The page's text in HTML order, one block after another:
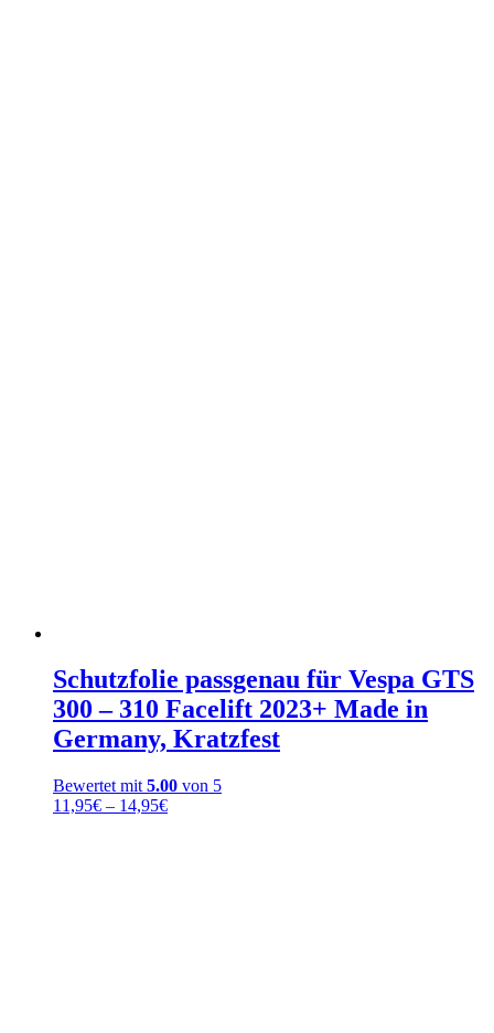
Schutzfolie passgenau für Vespa GTS
300 – 310 Facelift 2023+ Made in
Germany, Kratzfest
Bewertet mit 5.00 von 5
11,95€ – 14,95€Preisspanne: